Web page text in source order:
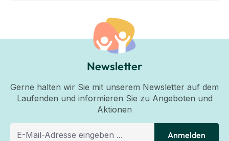
Newsletter
Gerne halten wir Sie mit unserem Newsletter auf dem
Laufenden und informieren Sie zu Angeboten und
Aktionen
Anmelden